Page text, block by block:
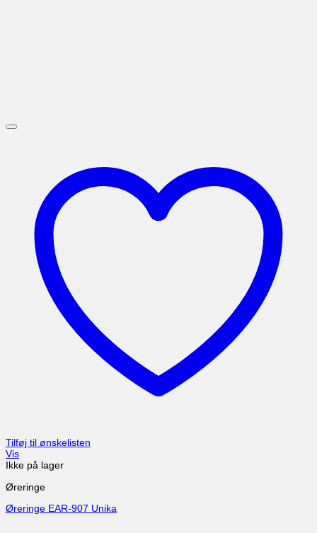
Tilføj til ønskelisten
Vis
Ikke på lager
Øreringe
Øreringe EAR-907 Unika